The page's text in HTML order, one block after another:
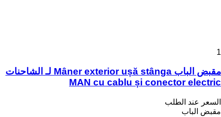
1
مقبض الباب Mâner exterior ușă stânga لـ الشاحنات
MAN cu cablu și conector electric
السعر عند الطلب
مقبض الباب